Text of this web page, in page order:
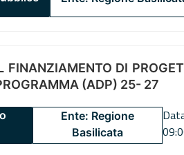
FINANZIAMENTO DI
(ADP) 25- 27
Ente: Regione
Basilicata